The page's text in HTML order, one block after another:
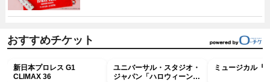
おすすめチケット
新日本プロレス G1
CLIMAX 36
ユニバーサル・スタジオ・
ジャパン「ハロウィーン・
ミュージカル『